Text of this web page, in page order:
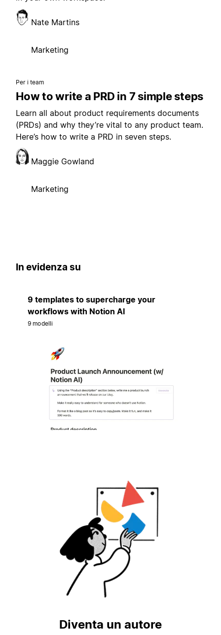
Nate Martins
Marketing
Per i team
How to write a PRD in 7 simple steps
Learn all about product requirements documents
(PRDs) and why they’re vital to any product team.
Here’s how to write a PRD in seven steps.
Maggie Gowland
Marketing
In evidenza su
9 templates to supercharge your
workflows with Notion AI
9 modelli
Diventa un autore